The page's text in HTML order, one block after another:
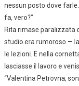
nessun posto dove
fa, vero?”
Rita rimase paralizzata
studio era rumoroso —
le lezioni. E nella
lasciasse il lavoro e
“Valentina Petrovna,